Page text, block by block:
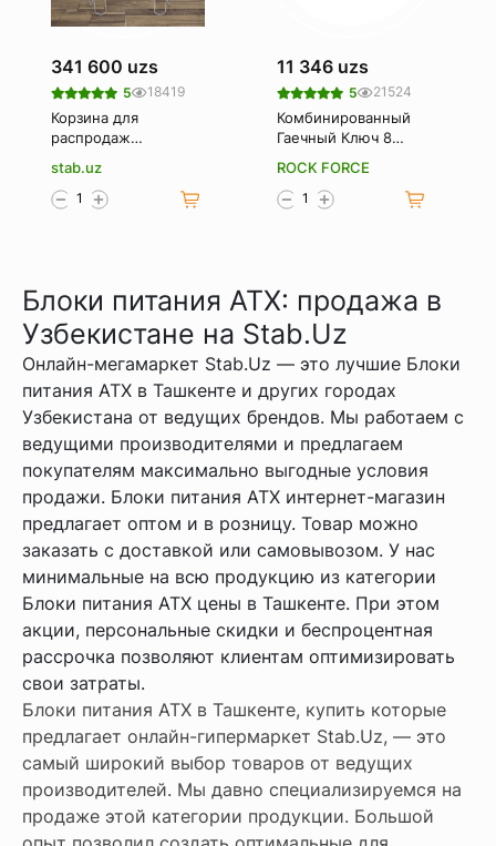
341 600 uzs
5 18419
Корзина для
распродаж
накопитель)
stab.uz
11 346 uzs
5 21524
Комбинированный
Гаечный Ключ 8
75508
ROCK FORCE
Блоки питания ATX: продажа в
Узбекистане на Stab.Uz
Онлайн-мегамаркет Stab.Uz — это лучшие Блоки
питания ATX в Ташкенте и других городах
Узбекистана от ведущих брендов. Мы работаем с
ведущими производителями и предлагаем
покупателям максимально выгодные условия
продажи. Блоки питания ATX интернет-магазин
предлагает оптом и в розницу. Товар можно
заказать с доставкой или самовывозом. У нас
минимальные на всю продукцию из категории
Блоки питания ATX цены в Ташкенте. При этом
акции, персональные скидки и беспроцентная
рассрочка позволяют клиентам оптимизировать
свои затраты.
Блоки питания ATX в Ташкенте, купить которые
предлагает онлайн-гипермаркет Stab.Uz, — это
самый широкий выбор товаров от ведущих
производителей. Мы давно специализируемся на
продаже этой категории продукции. Большой